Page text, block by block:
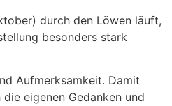
durch den Löwen läuft,
besonders stark
Aufmerksamkeit. Damit
eigenen Gedanken und